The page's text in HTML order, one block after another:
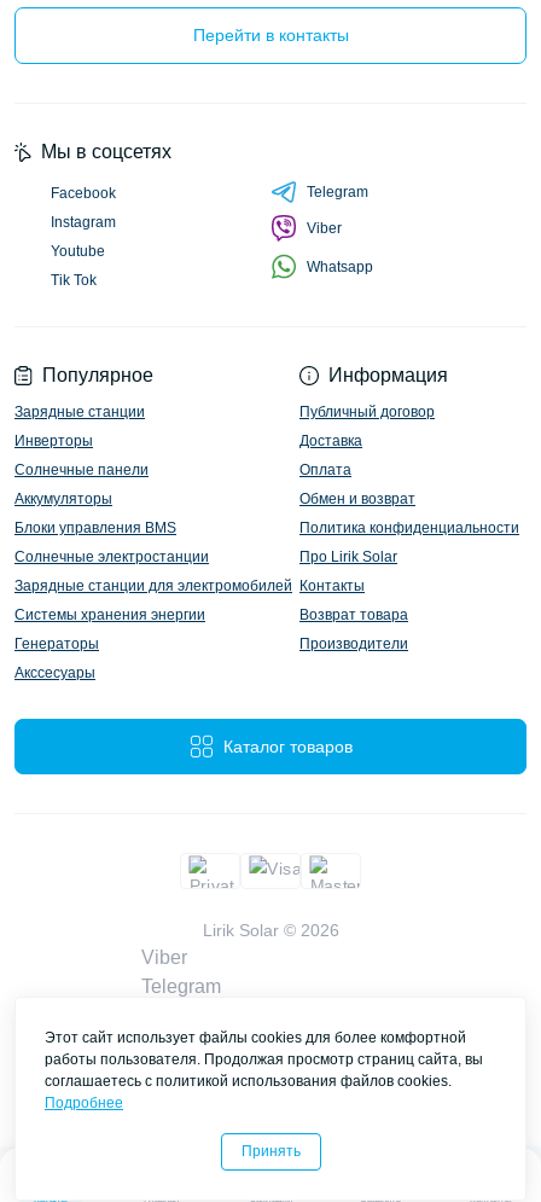
Каталог Главная Закладки
0
Сравнить Контакты
Перейти в контакты
Популярное
Зарядные станции
Инверторы
Солнечные панели
Аккумуляторы
Блоки управления BMS
Солнечные электростанции
Зарядные станции для электромобилей
Системы хранения энергии
Генераторы
Акссесуары
Информация
Публичный договор
Доставка
Оплата
Обмен и возврат
Политика конфиденциальности
Про Lirik Solar
Контакты
Возврат товара
Производители
Каталог товаров
Мы в соцсетях
Facebook
Instagram
Youtube
Tik Tok
Telegram
Viber
Whatsapp
Lirik Solar © 2026
Viber
Telegram
liriksolarcompany@gmail.com
Заказать звонок
Этот сайт использует файлы cookies для более комфортной
работы пользователя. Продолжая просмотр страниц сайта, вы
соглашаетесь с политикой использования файлов cookies.
Подробнее
Принять